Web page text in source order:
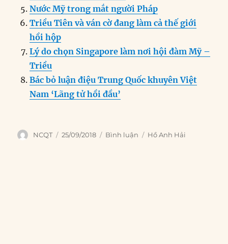
Nước Mỹ trong mắt người Pháp
Triều Tiên và ván cờ đang làm cả thế giới
hồi hộp
Lý do chọn Singapore làm nơi hội đàm Mỹ –
Triều
Bác bỏ luận điệu Trung Quốc khuyên Việt
Nam ‘Lãng tử hồi đầu’
Author
NCQT
Posted
25/09/2018 Categories
Bình luận Tags
Hồ Anh Hải